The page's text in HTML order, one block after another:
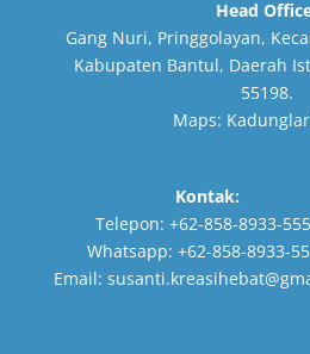
Head
Gang Nuri, Pringgolayan,
Kabupaten Bantul, Daerah
55198.
Maps:
Kontak:
Telepon: +62-858-8933-
Whatsapp: +62-858-8933-
Email: